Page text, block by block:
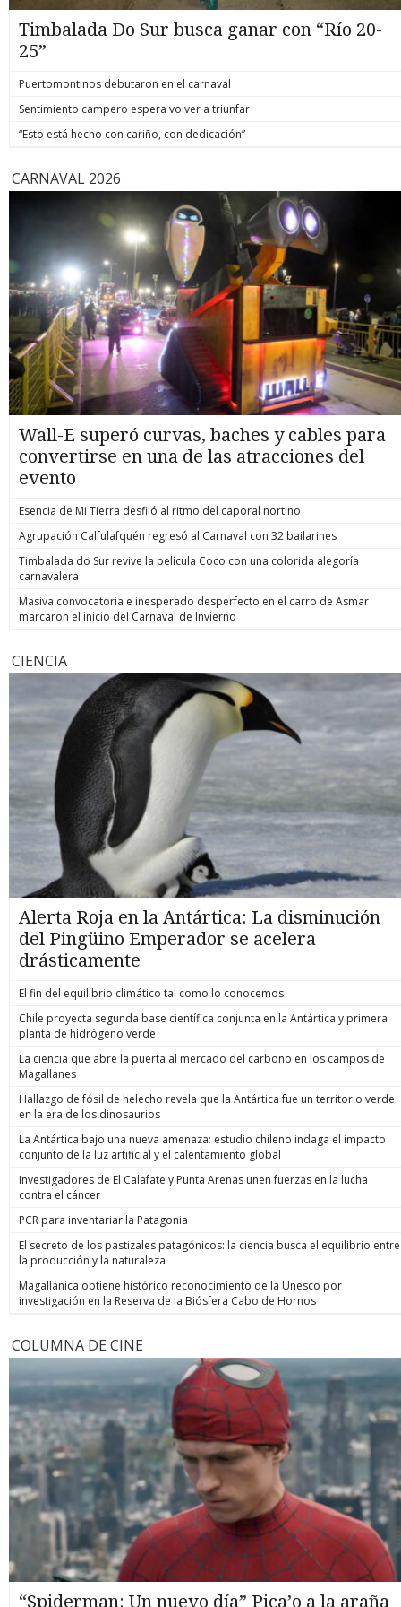
Timbalada Do Sur busca ganar con “Río 20-
25”
Puertomontinos debutaron en el carnaval
Sentimiento campero espera volver a triunfar
“Esto está hecho con cariño, con dedicación”
CARNAVAL 2026
Wall-E superó curvas, baches y cables para
convertirse en una de las atracciones del
evento
Esencia de Mi Tierra desfiló al ritmo del caporal nortino
Agrupación Calfulafquén regresó al Carnaval con 32 bailarines
Timbalada do Sur revive la película Coco con una colorida alegoría
carnavalera
Masiva convocatoria e inesperado desperfecto en el carro de Asmar
marcaron el inicio del Carnaval de Invierno
CIENCIA
Alerta Roja en la Antártica: La disminución
del Pingüino Emperador se acelera
drásticamente
El fin del equilibrio climático tal como lo conocemos
Chile proyecta segunda base científica conjunta en la Antártica y primera
planta de hidrógeno verde
La ciencia que abre la puerta al mercado del carbono en los campos de
Magallanes
Hallazgo de fósil de helecho revela que la Antártica fue un territorio verde
en la era de los dinosaurios
La Antártica bajo una nueva amenaza: estudio chileno indaga el impacto
conjunto de la luz artificial y el calentamiento global
Investigadores de El Calafate y Punta Arenas unen fuerzas en la lucha
contra el cáncer
PCR para inventariar la Patagonia
El secreto de los pastizales patagónicos: la ciencia busca el equilibrio entre
la producción y la naturaleza
Magallánica obtiene histórico reconocimiento de la Unesco por
investigación en la Reserva de la Biósfera Cabo de Hornos
COLUMNA DE CINE
“Spiderman: Un nuevo día” Pica’o a la araña